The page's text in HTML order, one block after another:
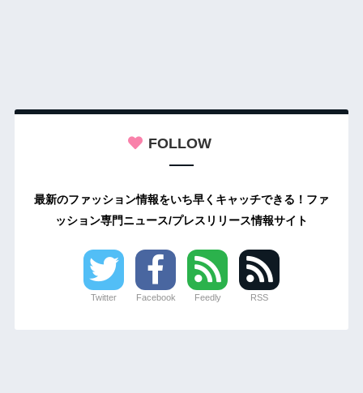
FOLLOW
最新のファッション情報をいち早くキャッチできる！ファ
ッション専門ニュース/プレスリリース情報サイト
Twitter Facebook Feedly RSS